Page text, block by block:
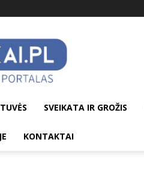
SVEIKATA IR GROŽIS
KONTAKTAI